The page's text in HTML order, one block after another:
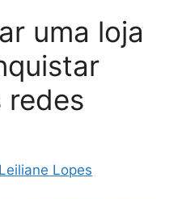
uma loja
redes
Leiliane Lopes